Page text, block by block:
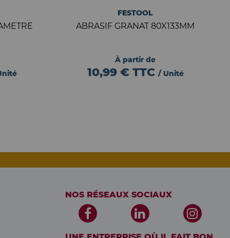
FESTOOL
ABRASIF GRANAT 80X133MM
À partir de
10,99 € TTC / Unité
NOS RÉSEAUX SOCIAUX